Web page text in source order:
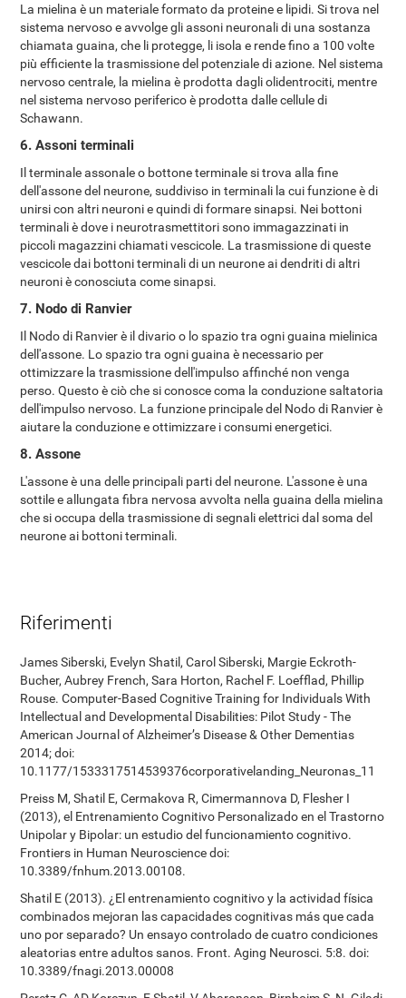
La mielina è un materiale formato da proteine e lipidi. Si trova nel
sistema nervoso e avvolge gli assoni neuronali di una sostanza
chiamata guaina, che li protegge, li isola e rende fino a 100 volte
più efficiente la trasmissione del potenziale di azione. Nel sistema
nervoso centrale, la mielina è prodotta dagli olidentrociti, mentre
nel sistema nervoso periferico è prodotta dalle cellule di
Schawann.
6. Assoni terminali
Il terminale assonale o bottone terminale si trova alla fine
dell'assone del neurone, suddiviso in terminali la cui funzione è di
unirsi con altri neuroni e quindi di formare sinapsi. Nei bottoni
terminali è dove i neurotrasmettitori sono immagazzinati in
piccoli magazzini chiamati vescicole. La trasmissione di queste
vescicole dai bottoni terminali di un neurone ai dendriti di altri
neuroni è conosciuta come sinapsi.
7. Nodo di Ranvier
Il Nodo di Ranvier è il divario o lo spazio tra ogni guaina mielinica
dell'assone. Lo spazio tra ogni guaina è necessario per
ottimizzare la trasmissione dell'impulso affinché non venga
perso. Questo è ciò che si conosce coma la conduzione saltatoria
dell'impulso nervoso. La funzione principale del Nodo di Ranvier è
aiutare la conduzione e ottimizzare i consumi energetici.
8. Assone
L'assone è una delle principali parti del neurone. L'assone è una
sottile e allungata fibra nervosa avvolta nella guaina della mielina
che si occupa della trasmissione di segnali elettrici dal soma del
neurone ai bottoni terminali.
Riferimenti
James Siberski, Evelyn Shatil, Carol Siberski, Margie Eckroth-
Bucher, Aubrey French, Sara Horton, Rachel F. Loefflad, Phillip
Rouse. Computer-Based Cognitive Training for Individuals With
Intellectual and Developmental Disabilities: Pilot Study - The
American Journal of Alzheimer’s Disease & Other Dementias
2014; doi:
10.1177/1533317514539376corporativelanding_Neuronas_11
Preiss M, Shatil E, Cermakova R, Cimermannova D, Flesher I
(2013), el Entrenamiento Cognitivo Personalizado en el Trastorno
Unipolar y Bipolar: un estudio del funcionamiento cognitivo.
Frontiers in Human Neuroscience doi:
10.3389/fnhum.2013.00108.
Shatil E (2013). ¿El entrenamiento cognitivo y la actividad física
combinados mejoran las capacidades cognitivas más que cada
uno por separado? Un ensayo controlado de cuatro condiciones
aleatorias entre adultos sanos. Front. Aging Neurosci. 5:8. doi:
10.3389/fnagi.2013.00008